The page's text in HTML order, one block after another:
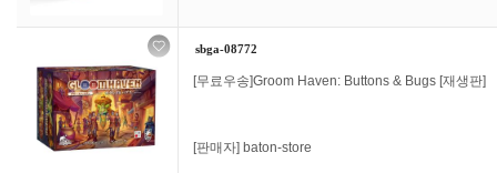
sbga-08772
[무료우송]Groom Haven: Buttons & Bugs [재생판]
[판매자] baton-store